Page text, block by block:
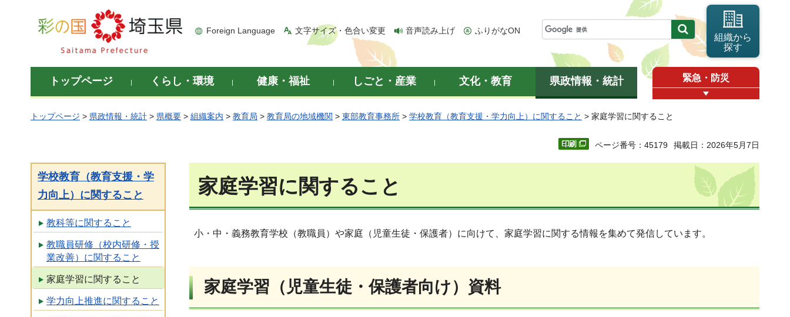
彩の国 埼玉県
Foreign Language 文字サイズ・色合い変更 音声読み上げ ふりがなON
組織から
探す
トップページ くらし・環境 健康・福祉 しごと・産業 文化・教育 県政情報・統計 緊急・防災
トップページ > 県政情報・統計 > 県概要 > 組織案内 > 教育局 > 教育局の地域機関 > 東部教育事務所 > 学校教育（教育支援・学力向上）に関すること > 家庭学習に関すること
ページ番号：45179 掲載日：2026年5月7日
学校教育（教育支援・学
力向上）に関すること
教科等に関すること
教職員研修（校内研修・授
業改善）に関すること
家庭学習に関すること
学力向上推進に関すること
家庭学習に関すること
小・中・義務教育学校（教職員）や家庭（児童生徒・保護者）に向けて、家庭学習に関する情報を集めて発信しています。
家庭学習（児童生徒・保護者向け）資料